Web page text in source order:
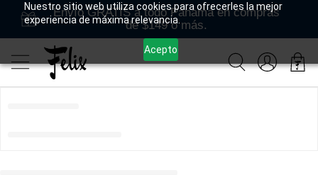
Nuestro sitio web utiliza cookies para ofrecerles la mejor
experiencia de máxima relevancia.
Acepto
Envío GRATIS a todo Panamá en compras
de $149 o más.